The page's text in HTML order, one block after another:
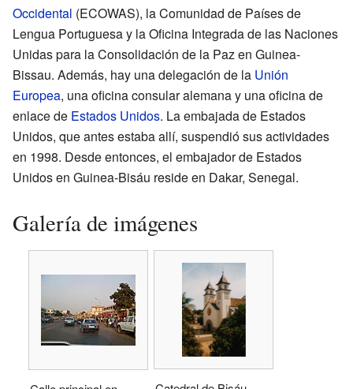
Occidental (ECOWAS), la Comunidad de Países de
Lengua Portuguesa y la Oficina Integrada de las Naciones
Unidas para la Consolidación de la Paz en Guinea-
Bissau. Además, hay una delegación de la Unión
Europea, una oficina consular alemana y una oficina de
enlace de Estados Unidos. La embajada de Estados
Unidos, que antes estaba allí, suspendió sus actividades
en 1998. Desde entonces, el embajador de Estados
Unidos en Guinea-Bisáu reside en Dakar, Senegal.
Galería de imágenes